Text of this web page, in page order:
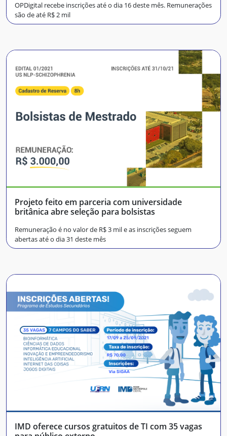
OPDigital recebe inscrições até o dia 16 deste mês. Remunerações
são de até R$ 2 mil
Projeto feito em parceria com universidade
britânica abre seleção para bolsistas
Remuneração é no valor de R$ 3 mil e as inscrições seguem
abertas até o dia 31 deste mês
IMD oferece cursos gratuitos de TI com 35 vagas